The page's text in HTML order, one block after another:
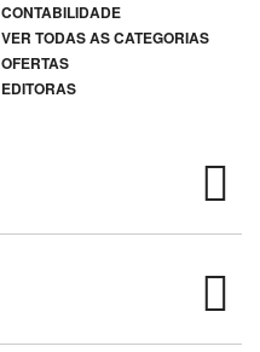
CONTABILIDADE
VER TODAS AS CATEGORIAS
OFERTAS
EDITORAS